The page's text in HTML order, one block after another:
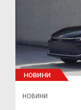
НОВИНИ
НОВИНИ